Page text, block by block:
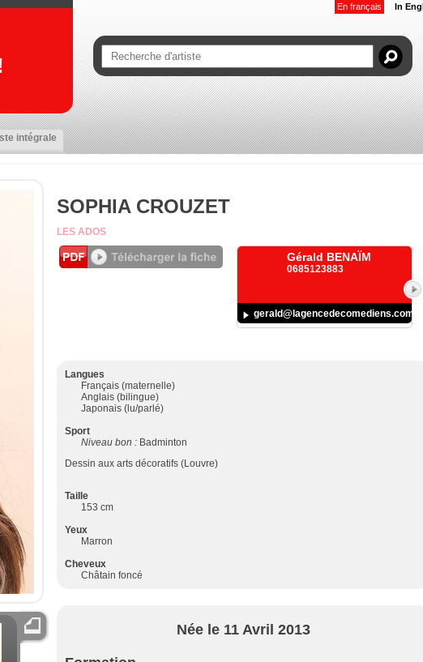
En français In
intégrale
SOPHIA CROUZET
LES ADOS
Gérald BENAÏM
0685123883
gerald@lagencedecomediens.com
Langues
Français (maternelle)
Anglais (bilingue)
Japonais (lu/parlé)
Sport
Niveau bon : Badminton
Dessin aux arts décoratifs (Louvre)
Taille
153 cm
Yeux
Marron
Cheveux
Châtain foncé
Née le 11 Avril 2013